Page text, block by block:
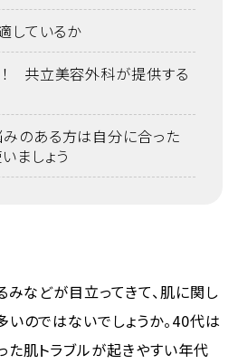
しているか
共立美容外科が提供する
のある方は自分に合った
ましょう
などが目立ってきて、肌に関し
のではないでしょうか。40代は
肌トラブルが起きやすい年代